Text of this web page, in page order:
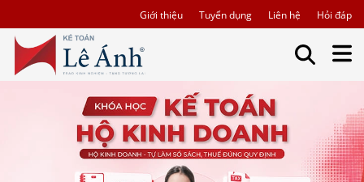
Giới thiệu Tuyển dụng Liên hệ Hỏi đáp